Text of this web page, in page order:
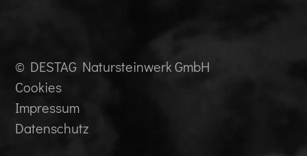
© DESTAG Natursteinwerk GmbH
Cookies
Impressum
Datenschutz